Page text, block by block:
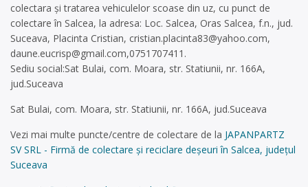
colectara și tratarea vehiculelor scoase din uz, cu punct de
colectare în Salcea, la adresa: Loc. Salcea, Oras Salcea, f.n., jud.
Suceava, Placinta Cristian, cristian.placinta83@yahoo.com,
daune.eucrisp@gmail.com,0751707411.
Sediu social:Sat Bulai, com. Moara, str. Statiunii, nr. 166A,
jud.Suceava
Sat Bulai, com. Moara, str. Statiunii, nr. 166A, jud.Suceava
Vezi mai multe puncte/centre de colectare de la JAPANPARTZ
SV SRL - Firmă de colectare și reciclare deșeuri în Salcea, județul
Suceava